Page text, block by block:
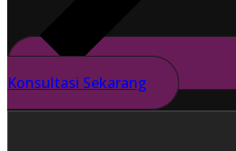
Konsultasi Sekarang